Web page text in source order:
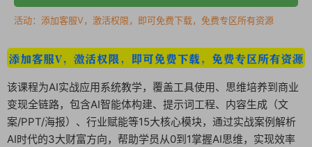
活动：添加客服V，激活权限，即可免费下载，免费专区所有资源
该课程为AI实战应用系统教学，覆盖工具使用、思维培养到商业
变现全链路，包含AI智能体构建、提示词工程、内容生成（文
案/PPT/海报）、行业赋能等15大核心模块，通过实战案例解析
AI时代的3大财富方向，帮助学员从0到1掌握AI思维，实现效率